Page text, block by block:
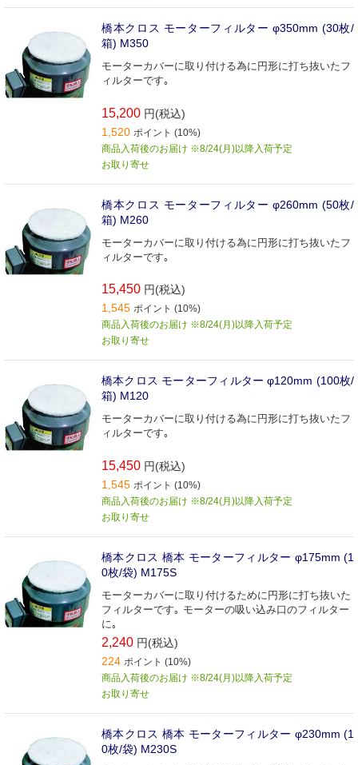
橋本クロス モーターフィルター φ350mm (30枚/
箱) M350
モーターカバーに取り付ける為に円形に打ち抜いたフ
ィルターです｡
15,200 円(税込)
1,520 ポイント (10%)
商品入荷後のお届け ※8/24(月)以降入荷予定
お取り寄せ
橋本クロス モーターフィルター φ260mm (50枚/
箱) M260
モーターカバーに取り付ける為に円形に打ち抜いたフ
ィルターです｡
15,450 円(税込)
1,545 ポイント (10%)
商品入荷後のお届け ※8/24(月)以降入荷予定
お取り寄せ
橋本クロス モーターフィルター φ120mm (100枚/
箱) M120
モーターカバーに取り付ける為に円形に打ち抜いたフ
ィルターです｡
15,450 円(税込)
1,545 ポイント (10%)
商品入荷後のお届け ※8/24(月)以降入荷予定
お取り寄せ
橋本クロス 橋本 モーターフィルター φ175mm (1
0枚/袋) M175S
モーターカバーに取り付けるために円形に打ち抜いた
フィルターです｡ モーターの吸い込み口のフィルター
に｡
2,240 円(税込)
224 ポイント (10%)
商品入荷後のお届け ※8/24(月)以降入荷予定
お取り寄せ
橋本クロス 橋本 モーターフィルター φ230mm (1
0枚/袋) M230S